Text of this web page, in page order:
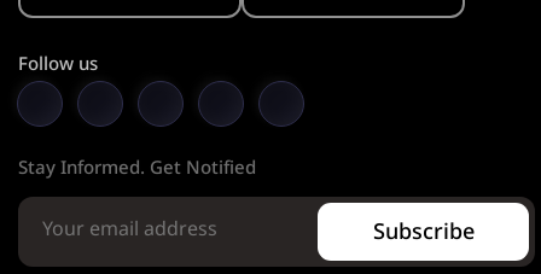
Follow us
Stay Informed. Get Notified
Subscribe